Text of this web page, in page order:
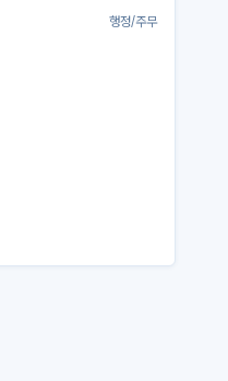
행정/주무